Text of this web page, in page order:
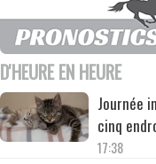
D'HEURE EN HEURE
Journée
cinq
17:38